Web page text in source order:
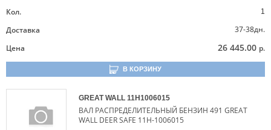
Кол.
1
Доставка
37-38дн.
Цена
26 445.00 р.
В КОРЗИНУ
GREAT WALL 11H1006015
ВАЛ РАСПРЕДЕЛИТЕЛЬНЫЙ БЕНЗИН 491 GREAT
WALL DEER SAFE 11H-1006015